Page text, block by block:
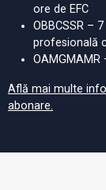
de
bolnavii COVID,
ore de EFC
OBBCSSR –
profesională
OAMGMAMR
Află mai multe
abonare.